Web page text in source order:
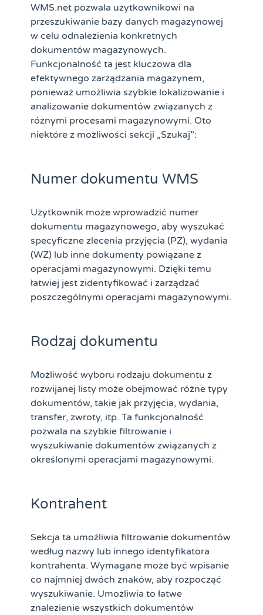
WMS.net pozwala użytkownikowi na
przeszukiwanie bazy danych magazynowej
w celu odnalezienia konkretnych
dokumentów magazynowych.
Funkcjonalność ta jest kluczowa dla
efektywnego zarządzania magazynem,
ponieważ umożliwia szybkie lokalizowanie i
analizowanie dokumentów związanych z
różnymi procesami magazynowymi. Oto
niektóre z możliwości sekcji „Szukaj”:
Numer dokumentu WMS
Użytkownik może wprowadzić numer
dokumentu magazynowego, aby wyszukać
specyficzne zlecenia przyjęcia (PZ), wydania
(WZ) lub inne dokumenty powiązane z
operacjami magazynowymi. Dzięki temu
łatwiej jest zidentyfikować i zarządzać
poszczególnymi operacjami magazynowymi.
Rodzaj dokumentu
Możliwość wyboru rodzaju dokumentu z
rozwijanej listy może obejmować różne typy
dokumentów, takie jak przyjęcia, wydania,
transfer, zwroty, itp. Ta funkcjonalność
pozwala na szybkie filtrowanie i
wyszukiwanie dokumentów związanych z
określonymi operacjami magazynowymi.
Kontrahent
Sekcja ta umożliwia filtrowanie dokumentów
według nazwy lub innego identyfikatora
kontrahenta. Wymagane może być wpisanie
co najmniej dwóch znaków, aby rozpocząć
wyszukiwanie. Umożliwia to łatwe
znalezienie wszystkich dokumentów